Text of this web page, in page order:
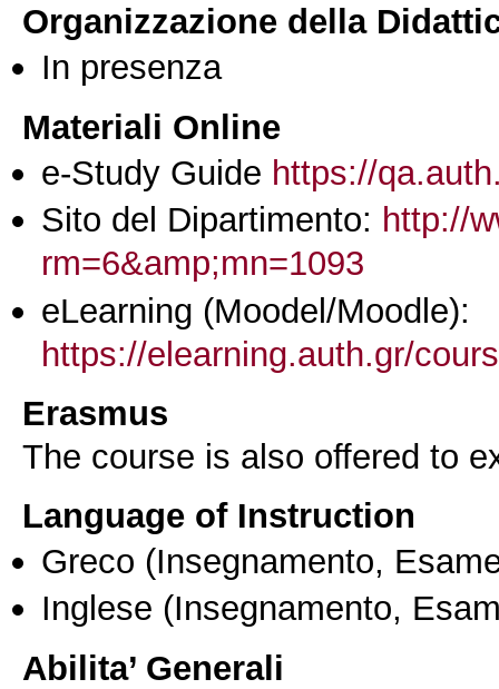
Organizzazione della
In presenza
Materiali Online
e-Study Guide https://
Sito del Dipartimento: http://
rm=6&amp;mn=1093
eLearning (Moodel/Moodle):
https://elearning.auth.gr/
Erasmus
The course is also offered to
Language of Instruction
Greco (Insegnamento,
Inglese (Insegnamento,
Abilita’ Generali